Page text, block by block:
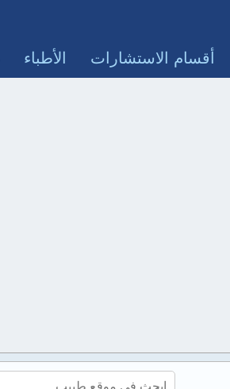
أقسام الاستشارات الأطباء